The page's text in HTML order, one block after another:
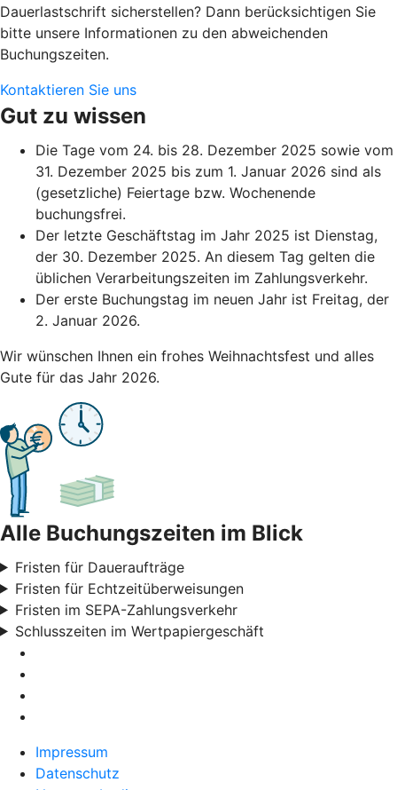
Dauerlastschrift sicherstellen? Dann berücksichtigen Sie
bitte unsere Informationen zu den abweichenden
Buchungszeiten.
Kontaktieren Sie uns
Gut zu wissen
Die Tage vom 24. bis 28. Dezember 2025 sowie vom
31. Dezember 2025 bis zum 1. Januar 2026 sind als
(gesetzliche) Feiertage bzw. Wochenende
buchungsfrei.
Der letzte Geschäftstag im Jahr 2025 ist Dienstag,
der 30. Dezember 2025. An diesem Tag gelten die
üblichen Verarbeitungszeiten im Zahlungsverkehr.
Der erste Buchungstag im neuen Jahr ist Freitag, der
2. Januar 2026.
Wir wünschen Ihnen ein frohes Weihnachtsfest und alles
Gute für das Jahr 2026.
Alle Buchungszeiten im Blick
Fristen für Daueraufträge
Fristen für Echtzeitüberweisungen
Fristen im SEPA-Zahlungsverkehr
Schlusszeiten im Wertpapiergeschäft
Impressum
Datenschutz